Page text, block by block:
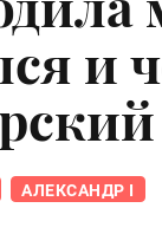
и
АЛЕКСАНДР I